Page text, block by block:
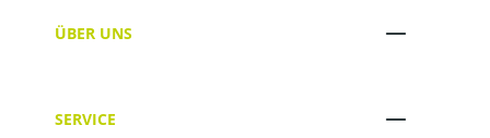
ÜBER UNS
SERVICE